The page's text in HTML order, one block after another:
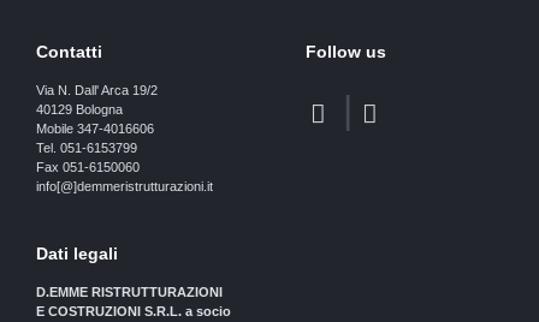
Contatti
Via N. Dall' Arca 19/2
40129 Bologna
Mobile 347-4016606
Tel. 051-6153799
Fax 051-6150060
info[@]demmeristrutturazioni.it
Follow us
Dati legali
D.EMME RISTRUTTURAZIONI
E COSTRUZIONI S.R.L. a socio